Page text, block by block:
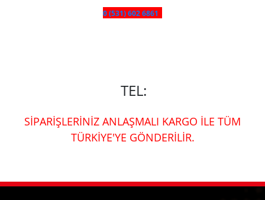
0 (531) 602 6861
TEL:
SİPARİŞLERİNİZ ANLAŞMALI KARGO İLE TÜM
TÜRKİYE'YE GÖNDERİLİR.